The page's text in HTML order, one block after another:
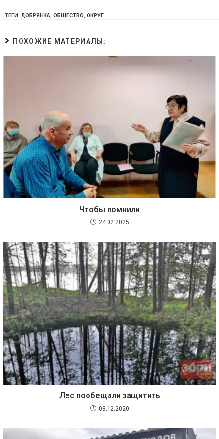
ТЕГИ: ДОБРЯНКА, ОБЩЕСТВО, ОКРУГ
ПОХОЖИЕ МАТЕРИАЛЫ:
Чтобы помнили
24.02.2025
Лес пообещали защитить
08.12.2020